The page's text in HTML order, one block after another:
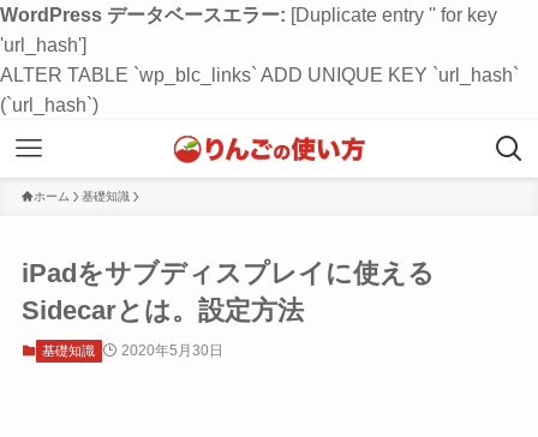
WordPress データベースエラー: [Duplicate entry '' for key
'url_hash']
ALTER TABLE `wp_blc_links` ADD UNIQUE KEY `url_hash`
(`url_hash`)
ホーム 基礎知識
iPadをサブディスプレイに使える
Sidecarとは。設定方法
基礎知識 2020年5月30日